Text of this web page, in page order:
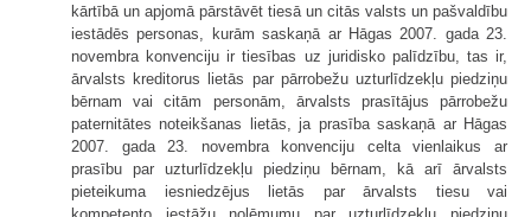
kārtībā un apjomā pārstāvēt tiesā un citās valsts un pašvaldību
iestādēs personas, kurām saskaņā ar Hāgas 2007. gada 23.
novembra konvenciju ir tiesības uz juridisko palīdzību, tas ir,
ārvalsts kreditorus lietās par pārrobežu uzturlīdzekļu piedziņu
bērnam vai citām personām, ārvalsts prasītājus pārrobežu
paternitātes noteikšanas lietās, ja prasība saskaņā ar Hāgas
2007. gada 23. novembra konvenciju celta vienlaikus ar
prasību par uzturlīdzekļu piedziņu bērnam, kā arī ārvalsts
pieteikuma iesniedzējus lietās par ārvalsts tiesu vai